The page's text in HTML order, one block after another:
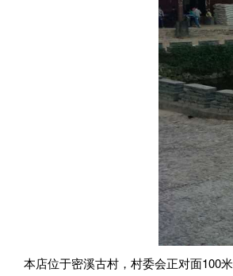
本店位于密溪古村，村委会正对面100